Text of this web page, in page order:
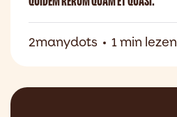
2manydots 1 min lezen